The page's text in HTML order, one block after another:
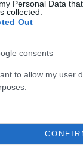
Personal Data
collected.
Out
consents
to allow my user
πρέπει να
και την
καλούνται να